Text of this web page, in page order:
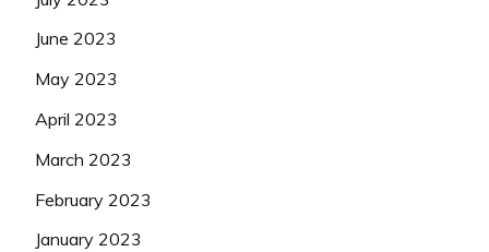
June 2023
May 2023
April 2023
March 2023
February 2023
January 2023